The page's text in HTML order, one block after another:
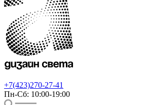
+7(423)270-27-41
Пн-Сб: 10:00-19:00